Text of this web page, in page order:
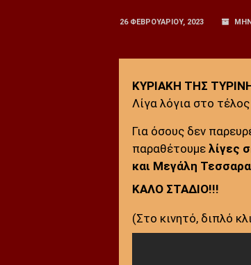
26 ΦΕΒΡΟΥΑΡΊΟΥ, 2023
ΚΥΡΙΑΚΗ ΤΗΣ
Λίγα λόγια στο
Για όσους δεν
παραθέτουμε λίγες
και Μεγάλη
ΚΑΛΟ ΣΤΑΔΙΟ!!!
(Στο κινητό, διπλό